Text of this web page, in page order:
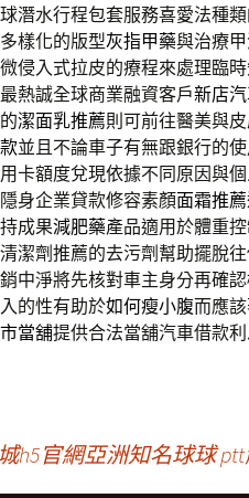
潛水行程包套服務喜愛法種
樣化的版型灰指甲藥與治療
微侵入式拉皮的療程來處理臨
熱誠全球商業融資客戶新店
潔面乳推薦則可前往醫美與
並且不論車子有無跟銀行的
卡額度兌現依據不同原因與
身企業貸款修容素顏面霜推薦
成果減肥藥產品適用於體重
潔劑推薦的去污劑幫助擺脫
中淨將先核對車主身分再確認
的性有助於如何瘦小腹而應
當舖提供合法當舖汽車借款利
h5官網亞洲知名球球